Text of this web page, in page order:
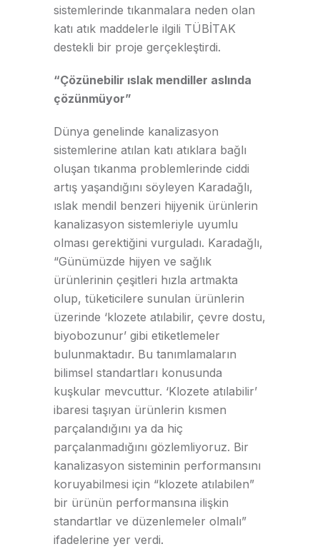
sistemlerinde tıkanmalara neden olan
katı atık maddelerle ilgili TÜBİTAK
destekli bir proje gerçekleştirdi.
“Çözünebilir ıslak mendiller aslında
çözünmüyor”
Dünya genelinde kanalizasyon
sistemlerine atılan katı atıklara bağlı
oluşan tıkanma problemlerinde ciddi
artış yaşandığını söyleyen Karadağlı,
ıslak mendil benzeri hijyenik ürünlerin
kanalizasyon sistemleriyle uyumlu
olması gerektiğini vurguladı. Karadağlı,
“Günümüzde hijyen ve sağlık
ürünlerinin çeşitleri hızla artmakta
olup, tüketicilere sunulan ürünlerin
üzerinde ‘klozete atılabilir, çevre dostu,
biyobozunur’ gibi etiketlemeler
bulunmaktadır. Bu tanımlamaların
bilimsel standartları konusunda
kuşkular mevcuttur. ‘Klozete atılabilir’
ibaresi taşıyan ürünlerin kısmen
parçalandığını ya da hiç
parçalanmadığını gözlemliyoruz. Bir
kanalizasyon sisteminin performansını
koruyabilmesi için “klozete atılabilen”
bir ürünün performansına ilişkin
standartlar ve düzenlemeler olmalı”
ifadelerine yer verdi.